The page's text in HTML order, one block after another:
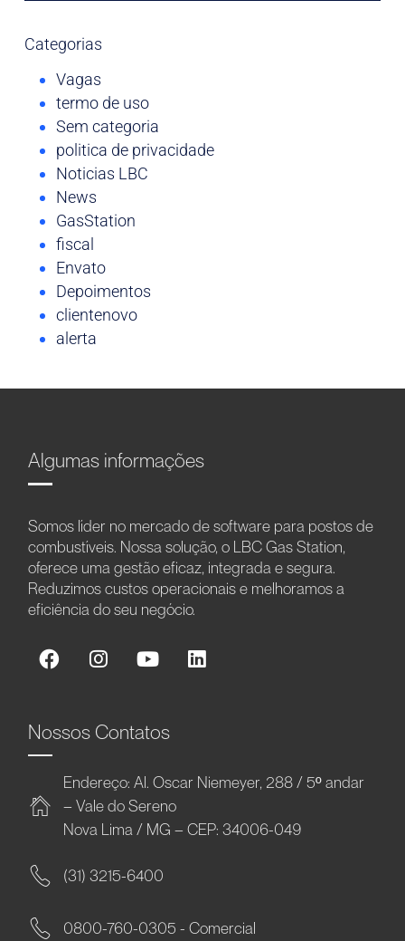
Categorias
Vagas
termo de uso
Sem categoria
politica de privacidade
Noticias LBC
News
GasStation
fiscal
Envato
Depoimentos
clientenovo
alerta
Algumas informações
Somos líder no mercado de software para postos de
combustíveis. Nossa solução, o LBC Gas Station,
oferece uma gestão eficaz, integrada e segura.
Reduzimos custos operacionais e melhoramos a
eficiência do seu negócio.
Nossos Contatos
Endereço: Al. Oscar Niemeyer, 288 / 5º andar
– Vale do Sereno
Nova Lima / MG – CEP: 34006-049
(31) 3215-6400
0800-760-0305 - Comercial